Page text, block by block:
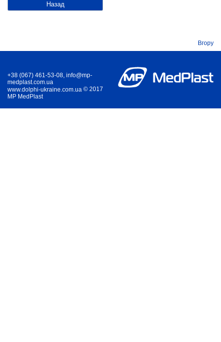
Назад
+38 (067) 461-53-08, info@mp-
medplast.com.ua
www.dolphi-ukraine.com.ua © 2017
MP MedPlast
Вгору